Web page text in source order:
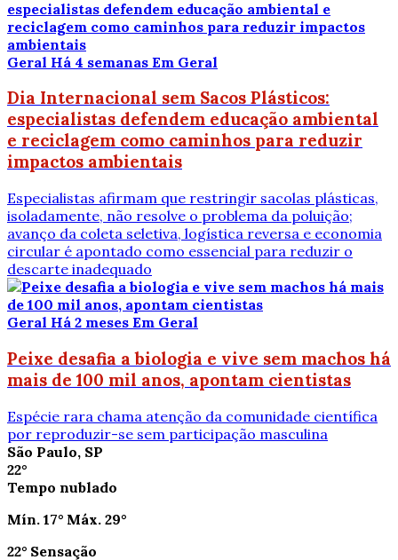
Geral Há 4 semanas Em Geral
Dia Internacional sem Sacos Plásticos:
especialistas defendem educação ambiental
e reciclagem como caminhos para reduzir
impactos ambientais
Especialistas afirmam que restringir sacolas plásticas,
isoladamente, não resolve o problema da poluição;
avanço da coleta seletiva, logística reversa e economia
circular é apontado como essencial para reduzir o
descarte inadequado
Geral Há 2 meses Em Geral
Peixe desafia a biologia e vive sem machos há
mais de 100 mil anos, apontam cientistas
Espécie rara chama atenção da comunidade científica
por reproduzir-se sem participação masculina
São Paulo, SP
22°
Tempo nublado
Mín. 17° Máx. 29°
22° Sensação